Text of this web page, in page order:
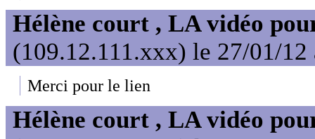
Hélène court , LA vidéo
(109.12.111.xxx) le 27/01/12
Merci pour le lien
Hélène court , LA vidéo